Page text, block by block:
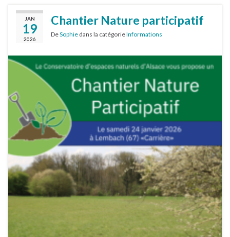
JAN
19
2026
Chantier Nature participatif
DeSophie dans la catégorieInformations